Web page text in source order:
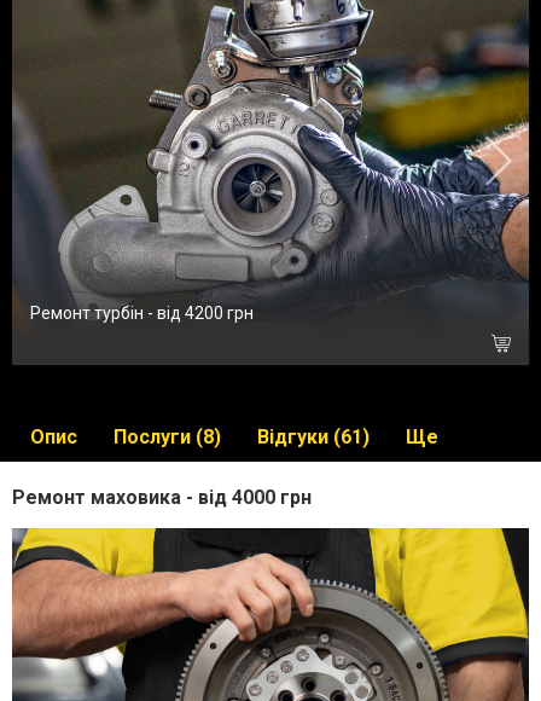
Ремонт турбін - від 4200 грн
Опис Послуги (8) Відгуки (61) Ще
Ремонт маховика - від 4000 грн